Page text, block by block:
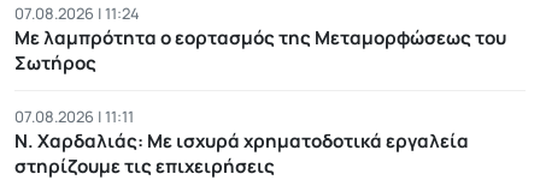
07.08.2026 | 11:24
Με λαμπρότητα ο εορτασμός της Μεταμορφώσεως του
Σωτήρος
07.08.2026 | 11:11
Ν. Χαρδαλιάς: Με ισχυρά χρηματοδοτικά εργαλεία
στηρίζουμε τις επιχειρήσεις